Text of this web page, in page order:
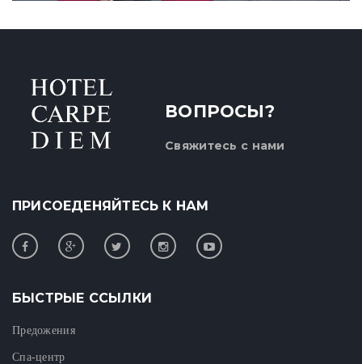
ВОПРОСЫ?
Свяжитесь с нами
ПРИСОЕДЕНЯЙТЕСЬ К НАМ
БЫСТРЫЕ ССЫЛКИ
Предожения
Спа-центр